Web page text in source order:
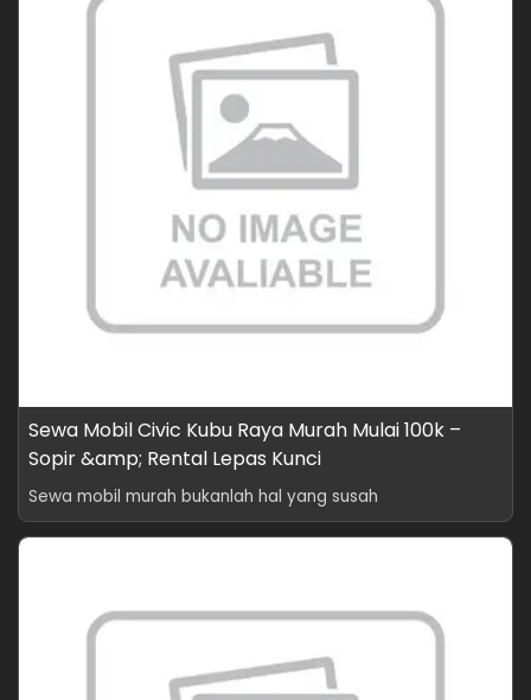
Sewa Mobil Civic Kubu Raya Murah Mulai 100k –
Sopir &amp; Rental Lepas Kunci
Sewa mobil murah bukanlah hal yang susah